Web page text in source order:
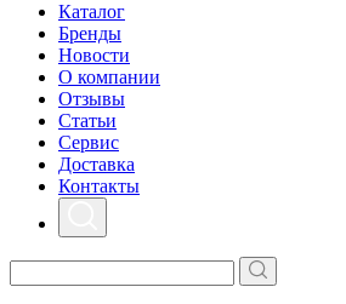
Каталог
Бренды
Новости
О компании
Отзывы
Статьи
Сервис
Доставка
Контакты